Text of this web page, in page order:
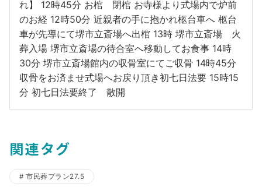
れ】 12時45分 お棺 閉棺 お寺様より式場内で炉前
のお経 12時50分 近親者の手に抱かれ柩台車へ 柩台
車が先導にて堺市立斎場へ出棺 13時 堺市立斎場 火
葬入場 堺市立斎場の待合室へ移動してお食事 14時
30分 堺市立斎場館内の収骨室にてご収骨 14時45分
収骨をお済ませ式場へお戻り頂き初七日法要 15時15
分 初七日法要終了 散開
関連タグ
市民葬プラン27.5